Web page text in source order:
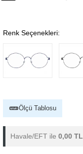
Renk Seçenekleri:
Ölçü Tablosu
Havale/EFT ile 0,00 TL